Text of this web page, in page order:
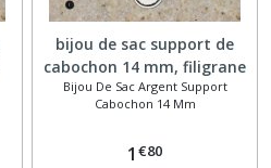
bijou de sac support de
cabochon 14 mm, filigrane
rond
Bijou De Sac Argent Support
Cabochon 14 Mm
1 €80